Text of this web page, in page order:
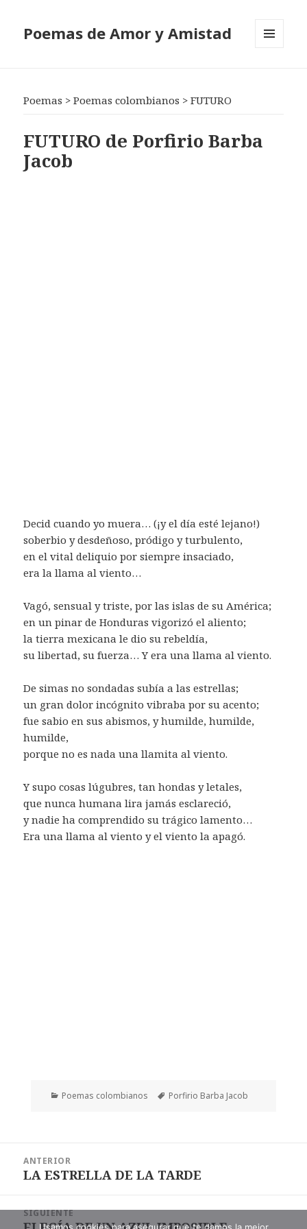
Poemas de Amor y Amistad
Poemas >Poemas colombianos >FUTURO
FUTURO de Porfirio Barba
Jacob
Decid cuando yo muera… (¡y el día esté lejano!)
soberbio y desdeñoso, pródigo y turbulento,
en el vital deliquio por siempre insaciado,
era la llama al viento…
Vagó, sensual y triste, por las islas de su América;
en un pinar de Honduras vigorizó el aliento;
la tierra mexicana le dio su rebeldía,
su libertad, su fuerza… Y era una llama al viento.
De simas no sondadas subía a las estrellas;
un gran dolor incógnito vibraba por su acento;
fue sabio en sus abismos, y humilde, humilde,
humilde,
porque no es nada una llamita al viento.
Y supo cosas lúgubres, tan hondas y letales,
que nunca humana lira jamás esclareció,
y nadie ha comprendido su trágico lamento…
Era una llama al viento y el viento la apagó.
Categorías
Poemas colombianos Etiquetas
Porfirio Barba Jacob
entradas
ANTERIOR
Entrada
LA ESTRELLA DE LA TARDE
SIGUIENTE